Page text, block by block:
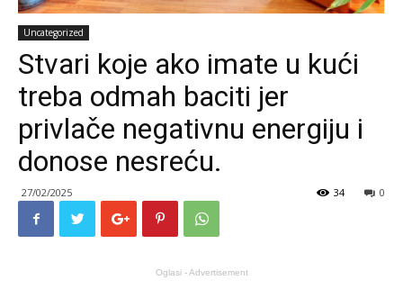
Uncategorized
Stvari koje ako imate u kući
treba odmah baciti jer
privlače negativnu energiju i
donose nesreću.
27/02/2025 0
34
Oglasi - Advertisement